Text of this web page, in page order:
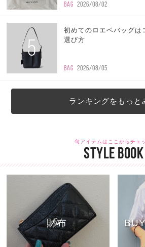
BAG 2026/08/02
5
初めてのロエベバッグは
選び方
BAG 2026/08/05
ランキングをもっと
旬アイテムはここからチェ
STYLE BOOK
財布